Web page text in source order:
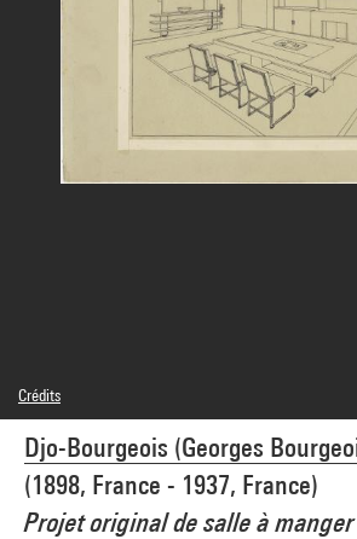
Djo-Bourgeois (Georges
(1898, France - 1937, France)
Projet original de salle à manger
Crédits
Domaine public
Crédit photographique : Centre Pompidou, MNAM-
GrandPalaisRmn
Réf. image : 4N48938